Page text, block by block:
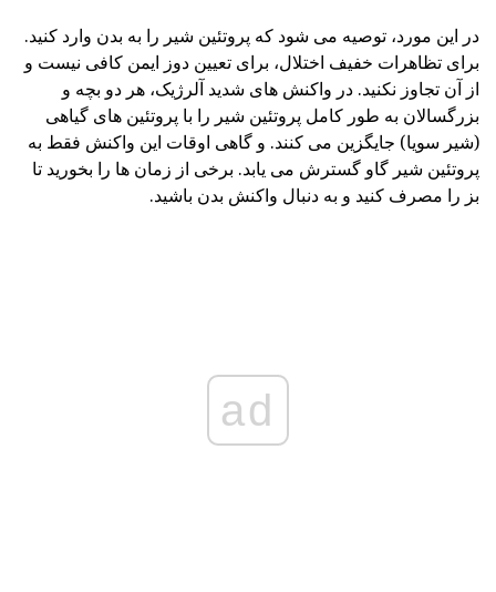
در این مورد، توصیه می شود که پروتئین شیر را به بدن وارد کنید.
برای تظاهرات خفیف اختلال، برای تعیین دوز ایمن کافی نیست و
از آن تجاوز نکنید. در واکنش های شدید آلرژیک، هر دو بچه و
بزرگسالان به طور کامل پروتئین شیر را با پروتئین های گیاهی
(شیر سویا) جایگزین می کنند. و گاهی اوقات این واکنش فقط به
پروتئین شیر گاو گسترش می یابد. برخی از زمان ها را بخورید تا
بز را مصرف کنید و به دنبال واکنش بدن باشید.
ad